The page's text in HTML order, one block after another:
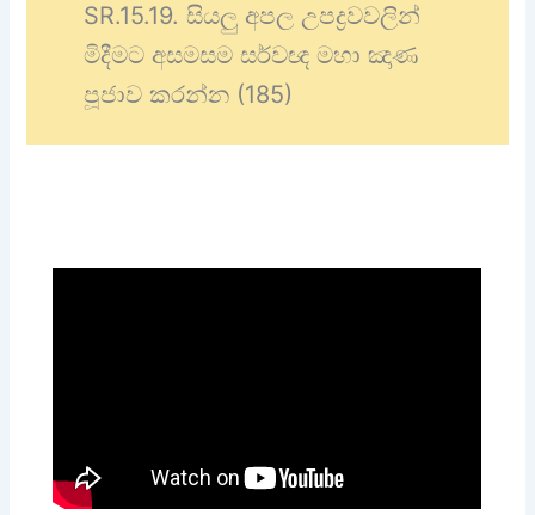
SR.15.19. සියලු අපල උපද්‍රවවලින්
මිදීමට අසමසම සර්වඥ මහා ඤාණ
පූජාව කරන්න (185)